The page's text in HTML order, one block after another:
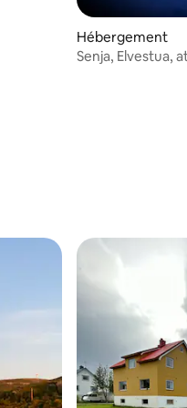
: 4,96 sur 5
Hébergement
Senja, Elvestua,